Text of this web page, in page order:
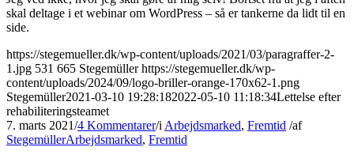
skal deltage i et webinar om WordPress – så er tankerne da lidt til en
side.
https://stegemueller.dk/wp-content/uploads/2021/03/paragraffer-2-
1.jpg 531 665 Stegemüller https://stegemueller.dk/wp-
content/uploads/2024/09/logo-briller-orange-170x62-1.png
Stegemüller2021-03-10 19:28:182022-05-10 11:18:34Lettelse efter
rehabiliteringsteamet
7. marts 2021/4 Kommentarer/i Arbejdsmarked, Fremtid /af
StegemüllerArbejdsmarked, Fremtid